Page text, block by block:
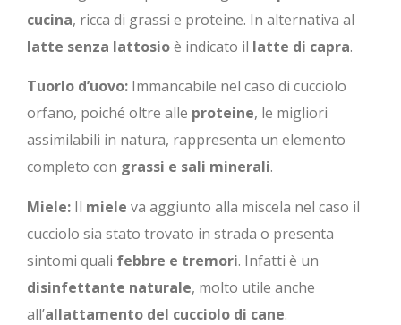
cucina, ricca di grassi e proteine. In alternativa al
latte senza lattosioè indicato il latte di capra.
Tuorlo d’uovo: Immancabile nel caso di cucciolo
orfano, poiché oltre alle proteine, le migliori
assimilabili in natura, rappresenta un elemento
completo con grassi e sali minerali.
Miele: Il miele va aggiunto alla miscela nel caso il
cucciolo sia stato trovato in strada o presenta
sintomi quali febbre e tremori. Infatti è un
disinfettante naturale, molto utile anche
all’allattamento del cucciolo di cane.